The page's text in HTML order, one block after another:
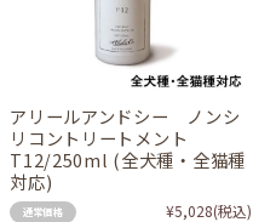
アリールアンドシー ノンシ
リコントリートメント
T12/250ml (全犬種・全猫種
対応)
通常価格 ¥5,028(税込)